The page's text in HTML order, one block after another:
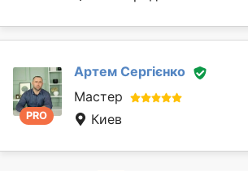
PRO
Артем Сергієнко
Мастер
Киев